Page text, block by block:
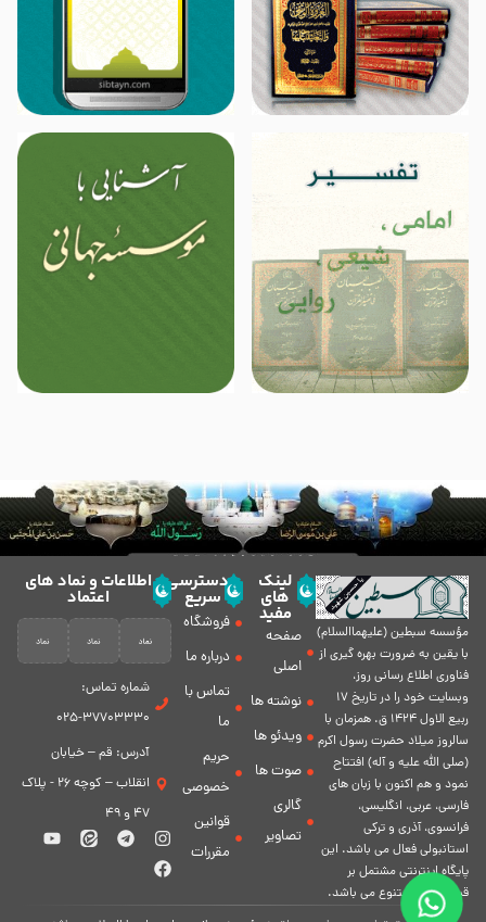
مؤسسه سبطين (عليهماالسلام)
با يقين به ضرورت بهره گیرى از
فناورى اطلاع رسانى روز،
وبسایت خود را در تاريخ 17
ربيع الاول 1424 ق. همزمان با
سالروز ميلاد حضرت رسول اكرم
(صلی الله علیه و آله) افتتاح
نمود و هم اكنون با زبان های
فارسی، عربى، انگلیسی،
فرانسوی، آذری و ترکی
استانبولی فعال مى باشد. اين
پايگاه اينترنتى مشتمل بر
قسمت هاى متنوع مى باشد.
لینک
های
مفید
صفحه
اصلی
نوشته ها
ویدئو ها
صوت ها
گالری
تصاویر
دسترسی
سریع
فروشگاه
درباره ما
تماس با
ما
حریم
خصوصی
قوانین
مقررات
اطلاعات و نماد های
اعتماد
شماره تماس:
37703330-025
آدرس: قم – خیابان
انقلاب – کوچه 26 - پلاک
47 و 49